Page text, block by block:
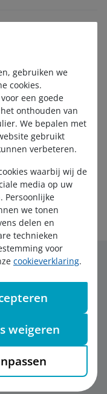
gebruiken we
cookies.
een goede
onthouden van
We bepalen met
gebruikt
verbeteren.
waarbij wij de
media op uw
Persoonlijke
we tonen
delen en
technieken
voor
cookieverklaring.
weigeren